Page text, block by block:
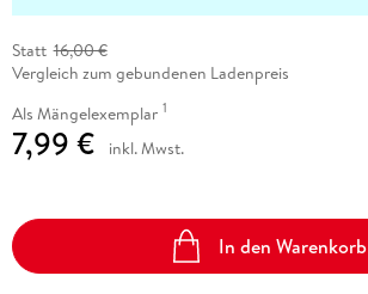
Statt 16,00 €
Vergleich zum gebundenen Ladenpreis
Als Mängelexemplar 1
7,99 € inkl. Mwst.
In den Warenkorb